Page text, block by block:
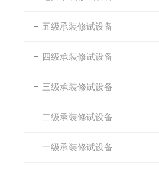
五级承装修试设备
四级承装修试设备
三级承装修试设备
二级承装修试设备
一级承装修试设备